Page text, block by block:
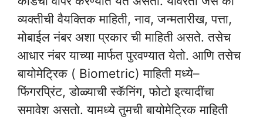
व्यक्तीची वैयक्तिक माहिती, नाव, जन्मतारीख, पत्ता,
मोबाईल नंबर अशा प्रकार ची माहिती असते. तसेच
आधार नंबर याच्या मार्फत पुरवण्यात येतो. आणि तसेच
बायोमेट्रिक ( Biometric) माहिती मध्ये–
फिंगरप्रिंट, डोळ्याची स्कॅनिंग, फोटो इत्यादींचा
समावेश असतो. यामध्ये तुमची बायोमेट्रिक माहिती